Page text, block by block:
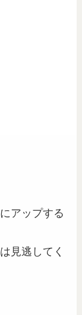
アップする
見逃してく